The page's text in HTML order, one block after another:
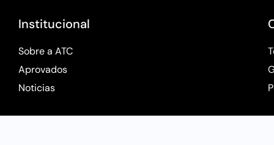
Institucional
Sobre a ATC
Aprovados
Noticias